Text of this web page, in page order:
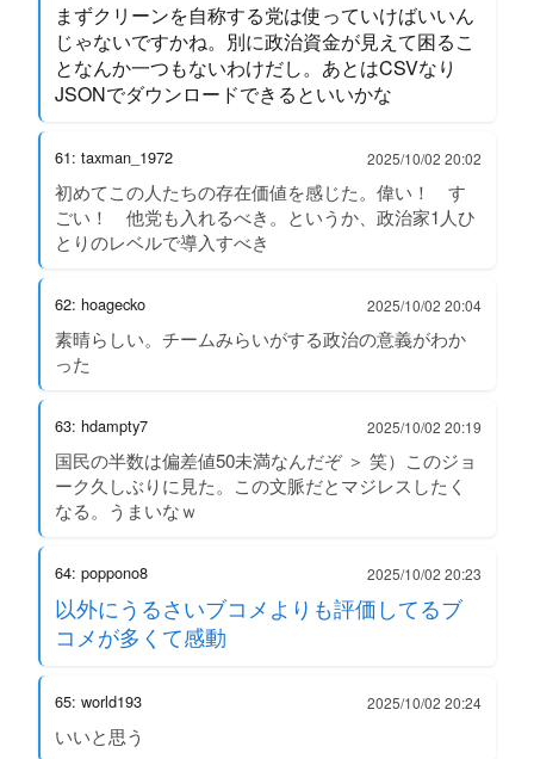
まずクリーンを自称する党は使っていけばいいん
じゃないですかね。別に政治資金が見えて困るこ
となんか一つもないわけだし。あとはCSVなり
JSONでダウンロードできるといいかな
61: taxman_1972 2025/10/02 20:02
初めてこの人たちの存在価値を感じた。偉い！ す
ごい！ 他党も入れるべき。というか、政治家1人ひ
とりのレベルで導入すべき
62: hoagecko 2025/10/02 20:04
素晴らしい。チームみらいがする政治の意義がわか
った
63: hdampty7 2025/10/02 20:19
国民の半数は偏差値50未満なんだぞ ＞ 笑）このジョ
ーク久しぶりに見た。この文脈だとマジレスしたく
なる。うまいなｗ
64: poppono8 2025/10/02 20:23
以外にうるさいブコメよりも評価してるブ
コメが多くて感動
65: world193 2025/10/02 20:24
いいと思う